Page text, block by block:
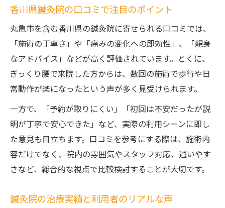
香川県鍼灸院の口コミで注目のポイント
丸亀市を含む香川県の鍼灸院に寄せられる口コミでは、
「施術の丁寧さ」や「痛みの変化への即効性」、「親身
なアドバイス」などが高く評価されています。とくに、
ぎっくり腰で来院した方からは、数回の施術で歩行や日
常動作が楽になったという声が多く見受けられます。
一方で、「予約が取りにくい」「初回は不安だったが説
明が丁寧で安心できた」など、実際の利用シーンに即し
た意見も目立ちます。口コミを参考にする際は、施術内
容だけでなく、院内の雰囲気やスタッフ対応、通いやす
さなど、総合的な視点で比較検討することが大切です。
鍼灸院の治療実績と利用者のリアルな声